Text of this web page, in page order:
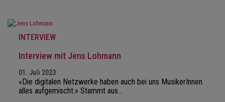
INTERVIEW
Interview mit Jens Lohmann
01. Juli 2023
«Die digitalen Netzwerke haben auch bei uns MusikerInnen
alles aufgemischt.» Stammt aus…